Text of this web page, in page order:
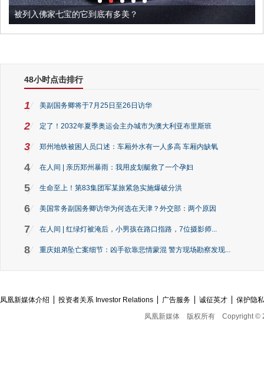
被列入佛家七宝的它到底有多美？
48小时点击排行
1 美副国务卿将于7月25日至26日访华
2 定了！2032年夏季奥运会主办城市为澳大利亚布里斯班
3 郑州地铁被困人员口述：车厢外水有一人多高 车厢内缺氧
4 在人间 | 亲历郑州暴雨：我用皮划艇救了一个孕妇
5 生命至上！第83集团军某旅紧急实施爆破分洪
6 美国常务副国务卿访华为何选在天津？外交部：两个原因
7 在人间 | 红绿灯被淹后，小男孩在路口指路，7位摄影师...
8 重庆姐弟坠亡案细节：凶手欲靠悲情蒙混 警方现场勘察发现...
凤凰新媒体介绍 投资者关系 Investor Relations 广告服务 诚征英才
保护隐
凤凰新媒体
版权所有 Copyright ©